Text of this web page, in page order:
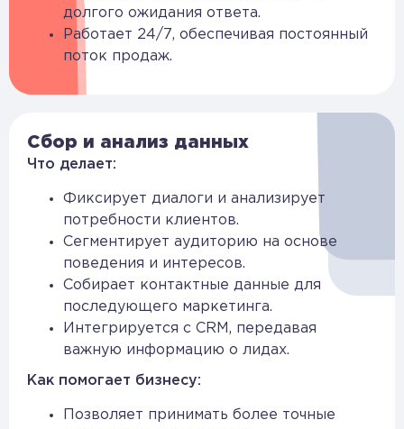
долгого ожидания ответа.
Работает 24/7, обеспечивая постоянный
поток продаж.
Сбор и анализ данных
Что делает:
Фиксирует диалоги и анализирует
потребности клиентов.
Сегментирует аудиторию на основе
поведения и интересов.
Собирает контактные данные для
последующего маркетинга.
Интегрируется с CRM, передавая
важную информацию о лидах.
Как помогает бизнесу:
Позволяет принимать более точные